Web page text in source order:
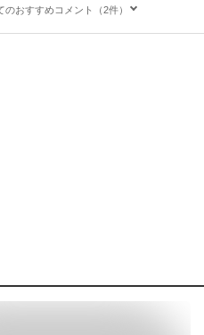
のおすすめコメント（2件）